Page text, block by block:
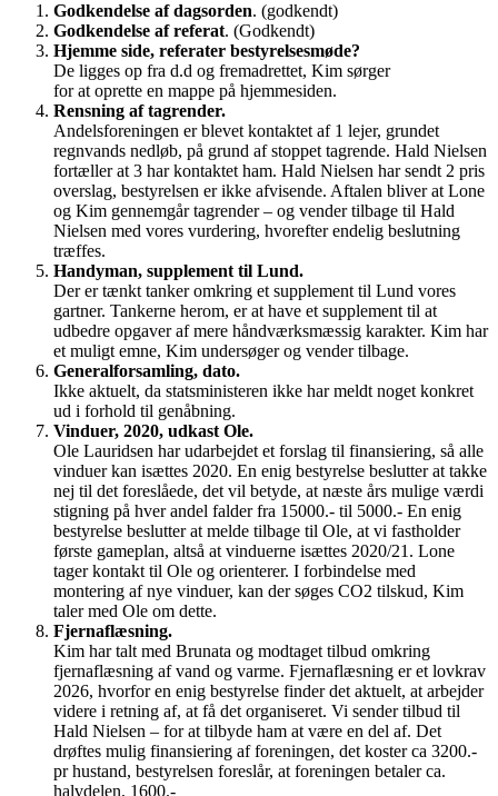
Godkendelse af dagsorden. (godkendt)
Godkendelse af referat. (Godkendt)
Hjemme side, referater bestyrelsesmøde?
De ligges op fra d.d og fremadrettet, Kim sørger
for at oprette en mappe på hjemmesiden.
Rensning af tagrender.
Andelsforeningen er blevet kontaktet af 1 lejer, grundet
regnvands nedløb, på grund af stoppet tagrende. Hald Nielsen
fortæller at 3 har kontaktet ham. Hald Nielsen har sendt 2 pris
overslag, bestyrelsen er ikke afvisende. Aftalen bliver at Lone
og Kim gennemgår tagrender – og vender tilbage til Hald
Nielsen med vores vurdering, hvorefter endelig beslutning
træffes.
Handyman, supplement til Lund.
Der er tænkt tanker omkring et supplement til Lund vores
gartner. Tankerne herom, er at have et supplement til at
udbedre opgaver af mere håndværksmæssig karakter. Kim har
et muligt emne, Kim undersøger og vender tilbage.
Generalforsamling, dato.
Ikke aktuelt, da statsministeren ikke har meldt noget konkret
ud i forhold til genåbning.
Vinduer, 2020, udkast Ole.
Ole Lauridsen har udarbejdet et forslag til finansiering, så alle
vinduer kan isættes 2020. En enig bestyrelse beslutter at takke
nej til det foreslåede, det vil betyde, at næste års mulige værdi
stigning på hver andel falder fra 15000.- til 5000.- En enig
bestyrelse beslutter at melde tilbage til Ole, at vi fastholder
første gameplan, altså at vinduerne isættes 2020/21. Lone
tager kontakt til Ole og orienterer. I forbindelse med
montering af nye vinduer, kan der søges CO2 tilskud, Kim
taler med Ole om dette.
Fjernaflæsning.
Kim har talt med Brunata og modtaget tilbud omkring
fjernaflæsning af vand og varme. Fjernaflæsning er et lovkrav
2026, hvorfor en enig bestyrelse finder det aktuelt, at arbejder
videre i retning af, at få det organiseret. Vi sender tilbud til
Hald Nielsen – for at tilbyde ham at være en del af. Det
drøftes mulig finansiering af foreningen, det koster ca 3200.-
pr hustand, bestyrelsen foreslår, at foreningen betaler ca.
halvdelen, 1600.-